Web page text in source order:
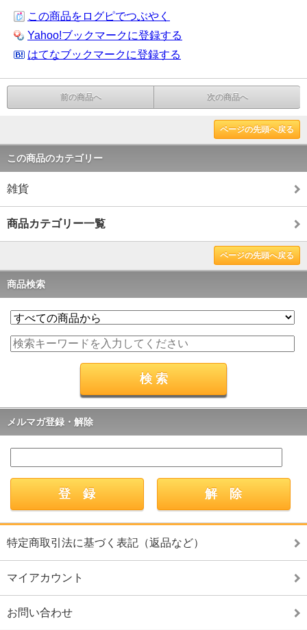
この商品をログピでつぶやく
Yahoo!ブックマークに登録する
はてなブックマークに登録する
前の商品へ 次の商品へ
ページの先頭へ戻る
この商品のカテゴリー
雑貨
商品カテゴリー一覧
ページの先頭へ戻る
商品検索
メルマガ登録・解除
特定商取引法に基づく表記（返品など）
マイアカウント
お問い合わせ